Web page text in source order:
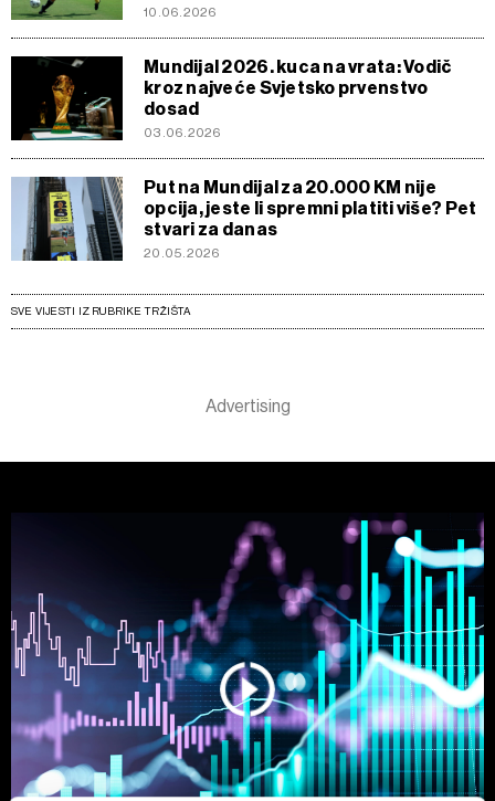
10.06.2026
Mundijal 2026. kuca na vrata: Vodič
kroz najveće Svjetsko prvenstvo
dosad
03.06.2026
Put na Mundijal za 20.000 KM nije
opcija, jeste li spremni platiti više? Pet
stvari za danas
20.05.2026
SVE VIJESTI IZ RUBRIKE TRŽIŠTA